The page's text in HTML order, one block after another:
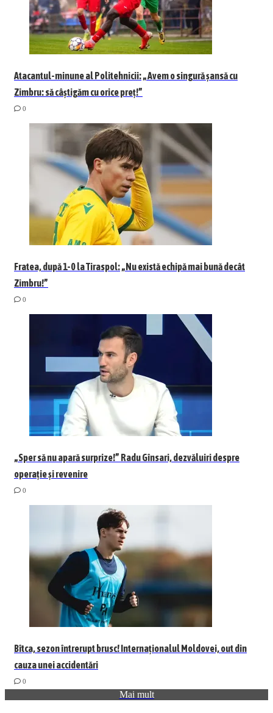
Atacantul-minune al Politehnicii: „Avem o singură șansă cu
Zimbru: să câștigăm cu orice preț!”
0
Fratea, după 1-0 la Tiraspol: „Nu există echipă mai bună decât
Zimbru!”
0
„Sper să nu apară surprize!” Radu Gînsari, dezvăluiri despre
operație și revenire
0
Bîtca, sezon întrerupt brusc! Internaționalul Moldovei, out din
cauza unei accidentări
0
Mai mult